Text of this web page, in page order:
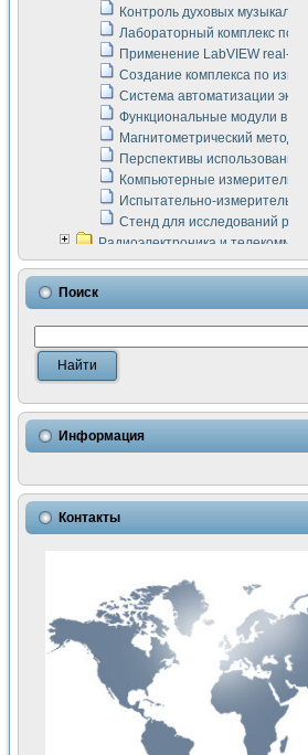
Контроль духовых
Лабораторный комплекс по
Применение LabVIEW real-
Создание комплекса по
Система автоматизации
Функциональные модули в
Магнитометрический метод
Перспективы
Компьютерные
Испытательно-
Стенд для исследований
Радиоэлектроника и
LabVIEW в расчетах
Аппаратно-программный
Виртуальный лабораторный
Измерение шумовых
Измерительный
Использование NI LabVIEW
Исследовние возможности
Математическое
Применение
Симуляция отклика
Автоматизация
Разработка
Применение среды LabVIEW
Портативная система для
Использование LabVIEW
Устройство для снятия
Передовые научные
Автоматизированная
Автоматизированный
Визуализация
Поиск
Информация
Контакты